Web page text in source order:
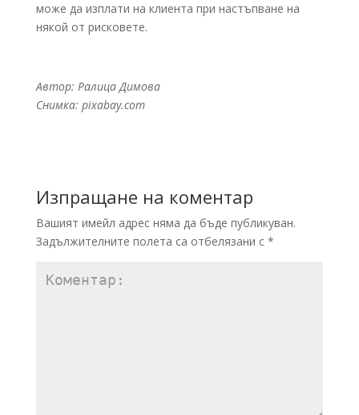
може да изплати на клиента при настъпване на
някой от рисковете.
Автор: Ралица Димова
Снимка: pixabay.com
Изпращане на коментар
Вашият имейл адрес няма да бъде публикуван.
Задължителните полета са отбелязани с *